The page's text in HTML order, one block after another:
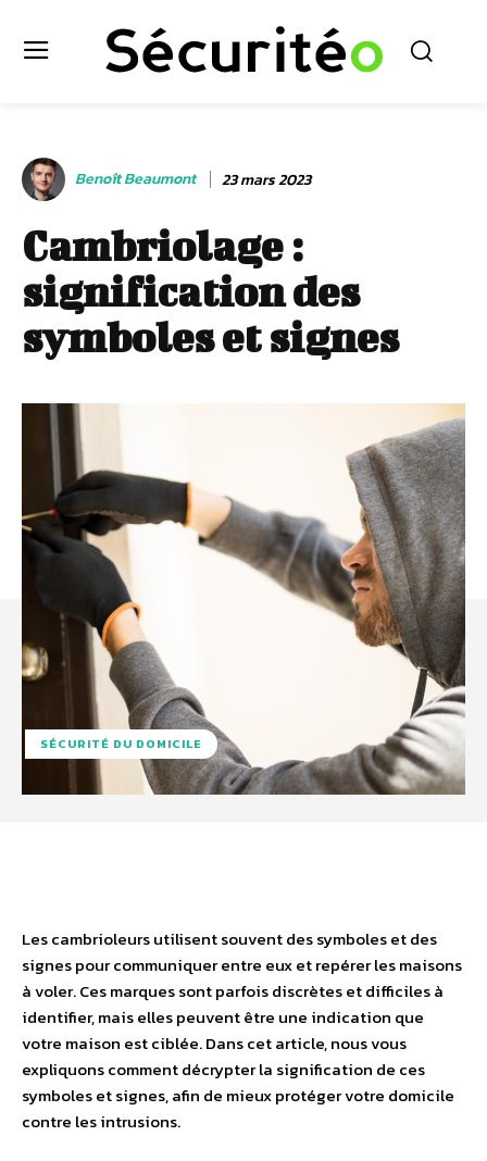
Benoît Beaumont 23 mars 2023
Cambriolage :
signification des
symboles et signes
SÉCURITÉ DU DOMICILE
Les cambrioleurs utilisent souvent des symboles et des
signes pour communiquer entre eux et repérer les maisons
à voler. Ces marques sont parfois discrètes et difficiles à
identifier, mais elles peuvent être une indication que
votre maison est ciblée. Dans cet article, nous vous
expliquons comment décrypter la signification de ces
symboles et signes, afin de mieux protéger votre domicile
contre les intrusions.